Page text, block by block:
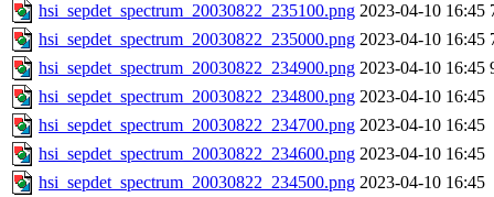
hsi_sepdet_spectrum_20030822_235100.png 2023-04-10 16:45
hsi_sepdet_spectrum_20030822_235000.png 2023-04-10 16:45
hsi_sepdet_spectrum_20030822_234900.png 2023-04-10 16:45
hsi_sepdet_spectrum_20030822_234800.png 2023-04-10 16:45
hsi_sepdet_spectrum_20030822_234700.png 2023-04-10 16:45
hsi_sepdet_spectrum_20030822_234600.png 2023-04-10 16:45
hsi_sepdet_spectrum_20030822_234500.png 2023-04-10 16:45